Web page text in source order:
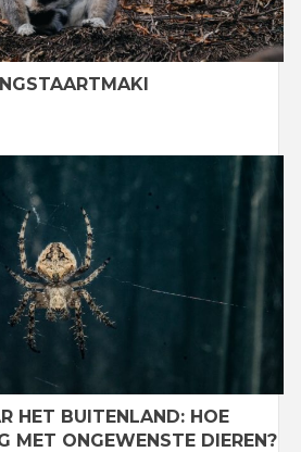
HET BUITENLAND: HOE
MET ONGEWENSTE DIEREN?